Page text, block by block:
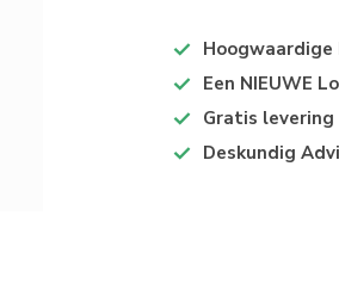
Een NIEUWE
Gratis levering
Deskundig